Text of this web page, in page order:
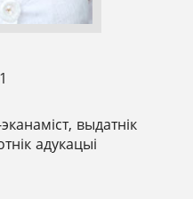
выдатнік
адукацыі